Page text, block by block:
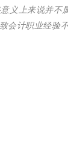
义上来说并不
会计职业经验